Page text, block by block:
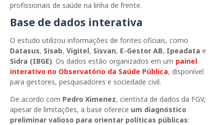
profissionais de saúde na linha de frente.
Base de dados interativa
O estudo utilizou informações de fontes oficiais, como
Datasus, Sisab, Vigitel, Sisvan, E-Gestor AB, Ipeadata e
Sidra (IBGE). Os dados estão organizados em um painel
interativo no Observatório da Saúde Pública, disponível
para gestores, pesquisadores e sociedade civil.
De acordo com Pedro Ximenez, cientista de dados da FGV,
apesar de limitações, a base oferece um diagnóstico
preliminar valioso para orientar políticas públicas: